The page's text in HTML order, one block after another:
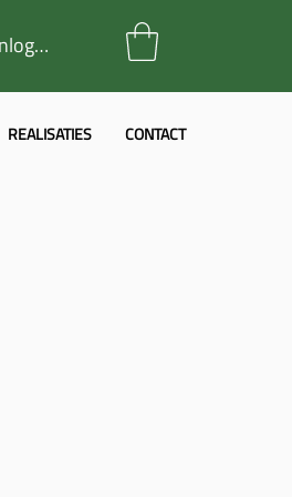
REALISATIES CONTACT